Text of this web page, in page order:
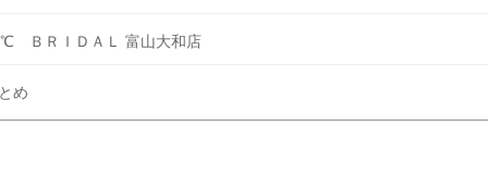
ＢＲＩＤＡＬ 富山大和店
め